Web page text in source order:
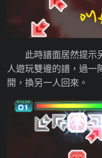
此時譜面居然提示
人遊玩雙邊的譜，過一
開，換另一人回來。